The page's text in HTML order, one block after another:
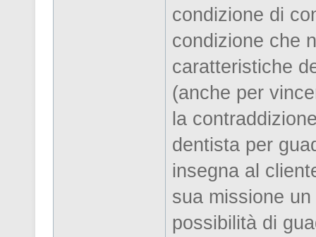
condizione di
condizione che
caratteristiche
(anche per
la
dentista per
insegna al
sua missione
possibilità di